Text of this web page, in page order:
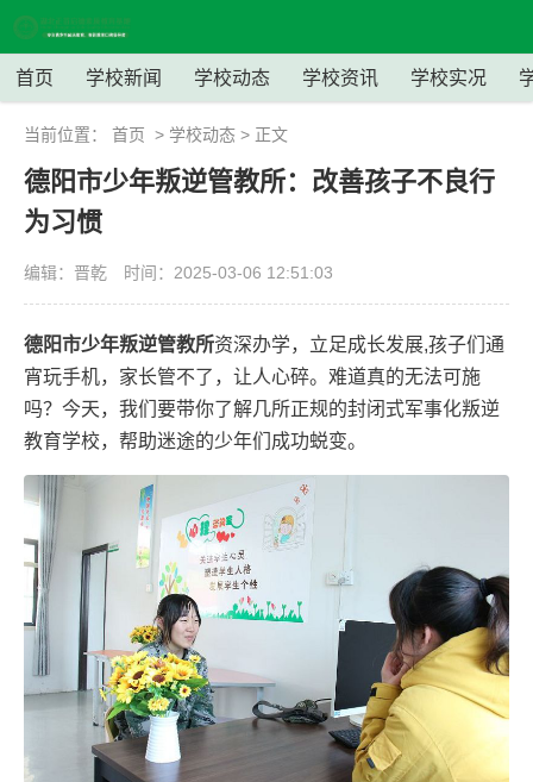
首页 学校新闻 学校动态 学校资讯 学校实况
当前位置： 首页 > 学校动态 > 正文
德阳市少年叛逆管教所：改善孩子不良行
为习惯
编辑：晋乾 时间：2025-03-06 12:51:03
德阳市少年叛逆管教所资深办学，立足成长发展,孩子们通
宵玩手机，家长管不了，让人心碎。难道真的无法可施
吗？今天，我们要带你了解几所正规的封闭式军事化叛逆
教育学校，帮助迷途的少年们成功蜕变。